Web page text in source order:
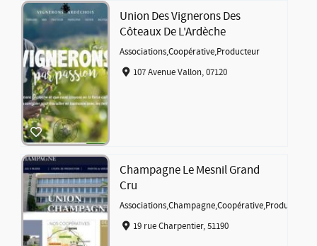
Union Des Vignerons Des
Côteaux De L'Ardèche
Associations,Coopérative,Producteur
107 Avenue Vallon, 07120
Champagne Le Mesnil Grand
Cru
Associations,Champagne,Coopérative,Producteur
19 rue Charpentier, 51190